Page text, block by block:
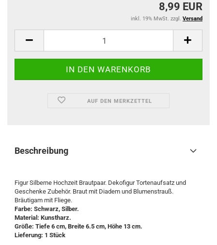
8,99 EUR
inkl. 19% MwSt. zzgl. Versand
AUF DEN MERKZETTEL
Beschreibung
Figur Silberne Hochzeit Brautpaar. Dekofigur Tortenaufsatz und
Geschenke Zubehör. Braut mit Diadem und Blumenstrauß.
Bräutigam mit Fliege.
Farbe: Schwarz, Silber.
Material: Kunstharz.
Größe: Tiefe 6 cm, Breite 6.5 cm, Höhe 13 cm.
Lieferung: 1 Stück